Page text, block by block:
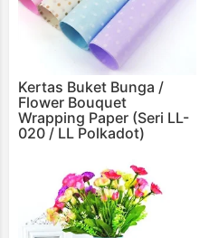
Kertas Buket Bunga /
Flower Bouquet
Wrapping Paper (Seri LL-
020 / LL Polkadot)